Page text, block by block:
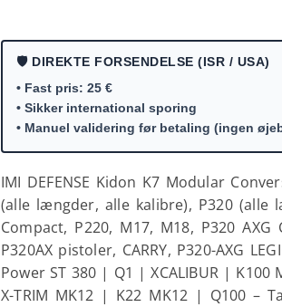
🛡️ DIREKTE FORSENDELSE (ISR / USA)
• Fast pris: 25 €
• Sikker international sporing
• Manuel validering før betaling (ingen
IMI DEFENSE Kidon K7 Modular
(alle længder, alle kalibre), P320 (alle
Compact, P220, M17, M18, P320 AXG
P320AX pistoler, CARRY, P320-AXG
Power ST 380 | Q1 | XCALIBUR |
X-TRIM MK12 | K22 MK12 | Q100 –